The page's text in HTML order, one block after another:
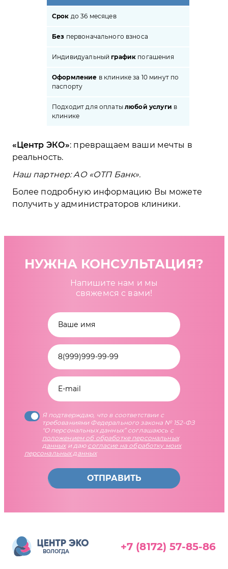
Срок до 36 месяцев
Без первоначального взноса
Индивидуальныйграфик погашения
Оформление в клинике за 10 минут по
паспорту
Подходит для оплаты любой услуги в
клинике
Центр ЭКО : превращаем ваши мечты в
реальность.
Наш партнер: АО «ОТП Банк». ⠀
Более подробную информацию Вы можете
получить у администраторов клиники.
НУЖНА КОНСУЛЬТАЦИЯ?
Напишите нам и мы
свяжемся с вами!
Я подтверждаю, что в соответствии с
требованиями Федерального закона № 152-ФЗ
"О персональных данных” соглашаюсь с
положением об обработке персональных
данныхи даю согласие на обработку моих
персональных данных
ОТПРАВИТЬ
ВОЛОГДА +7 (8172) 57-85-86